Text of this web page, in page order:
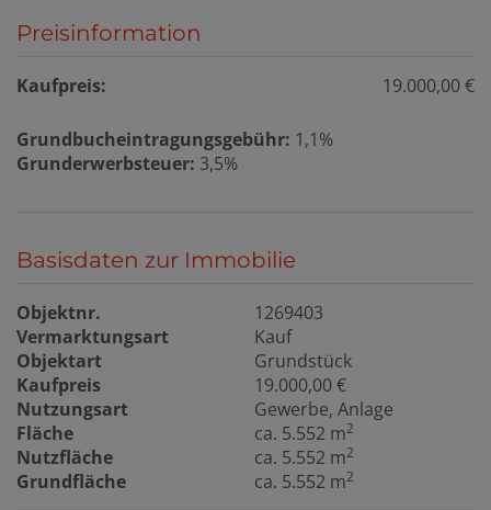
Preisinformation
Kaufpreis: 19.000,00 €
Grundbucheintragungsgebühr: 1,1%
Grunderwerbsteuer: 3,5%
Basisdaten zur Immobilie
Objektnr.
1269403
Vermarktungsart
Kauf
Objektart
Grundstück
Kaufpreis
19.000,00 €
Nutzungsart
Gewerbe Anlage
Fläche
ca. 5.552 m2
Nutzfläche ca. 5.552 m2
Grundfläche ca. 5.552 m2